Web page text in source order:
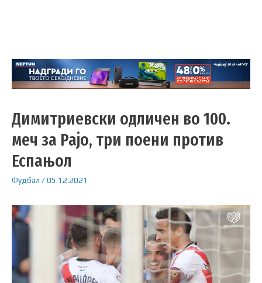
Димитриевски одличен во 100.
меч за Рајо, три поени против
Еспањол
Фудбал /05.12.2021